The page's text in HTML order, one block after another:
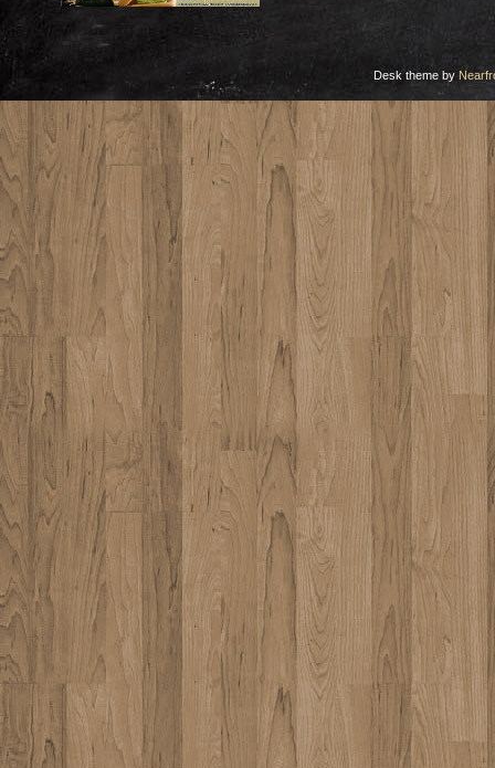
Desk theme by